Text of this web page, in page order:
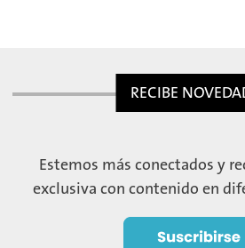
RECIBE
Estemos más conectados y
exclusiva con contenido en